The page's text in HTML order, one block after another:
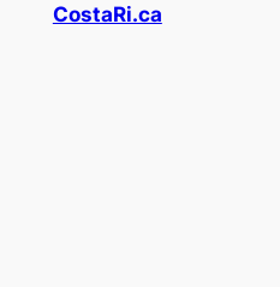
CostaRi.ca